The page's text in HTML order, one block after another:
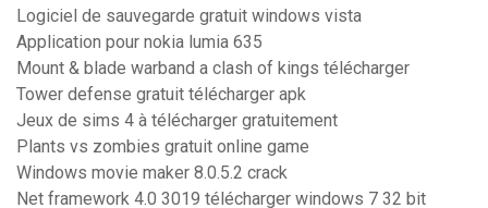
Logiciel de sauvegarde gratuit windows vista
Application pour nokia lumia 635
Mount & blade warband a clash of kings télécharger
Tower defense gratuit télécharger apk
Jeux de sims 4 à télécharger gratuitement
Plants vs zombies gratuit online game
Windows movie maker 8.0.5.2 crack
Net framework 4.0 3019 télécharger windows 7 32 bit